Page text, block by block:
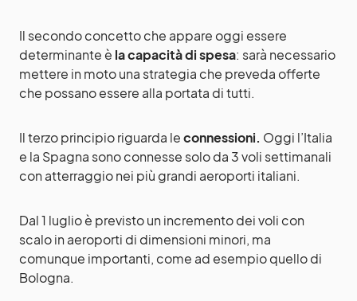
Il secondo concetto che appare oggi essere
determinante è la capacità di spesa: sarà necessario
mettere in moto una strategia che preveda offerte
che possano essere alla portata di tutti.
Il terzo principio riguarda leconnessioni. Oggi l’Italia
e la Spagna sono connesse solo da 3 voli settimanali
con atterraggio nei più grandi aeroporti italiani.
Dal 1 luglio è previsto un incremento dei voli con
scalo in aeroporti di dimensioni minori, ma
comunque importanti, come ad esempio quello di
Bologna.